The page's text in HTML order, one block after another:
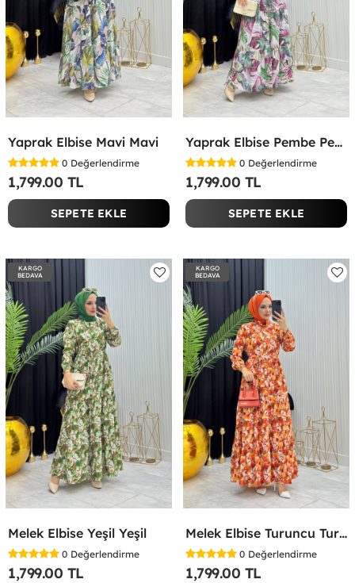
Yaprak Elbise Mavi Mavi
0 Değerlendirme
1,799.00 TL
SEPETE EKLE
Yaprak Elbise Pembe Pembe
0 Değerlendirme
1,799.00 TL
SEPETE EKLE
KARGO
BEDAVA
Melek Elbise Yeşil Yeşil
0 Değerlendirme
1,799.00 TL
KARGO
BEDAVA
Melek Elbise Turuncu Turuncu
0 Değerlendirme
1,799.00 TL